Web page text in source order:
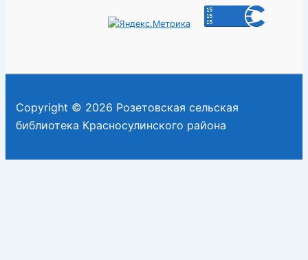
Copyright © 2026 Розетовская сельская
библиотека Красносулинского района